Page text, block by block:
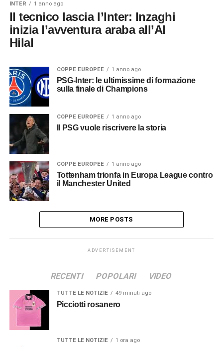
INTER 1 anno ago
Il tecnico lascia l’Inter: Inzaghi
inizia l’avventura araba all’Al
Hilal
COPPE EUROPEE 1 anno ago
PSG-Inter: le ultimissime di formazione
sulla finale di Champions
COPPE EUROPEE 1 anno ago
Il PSG vuole riscrivere la storia
COPPE EUROPEE 1 anno ago
Tottenham trionfa in Europa League contro
il Manchester United
MORE POSTS
ADVERTISEMENT
RECENTI POPOLARI VIDEO
TUTTE LE NOTIZIE 49 minuti ago
Picciotti rosanero
TUTTE LE NOTIZIE 1 ora ago